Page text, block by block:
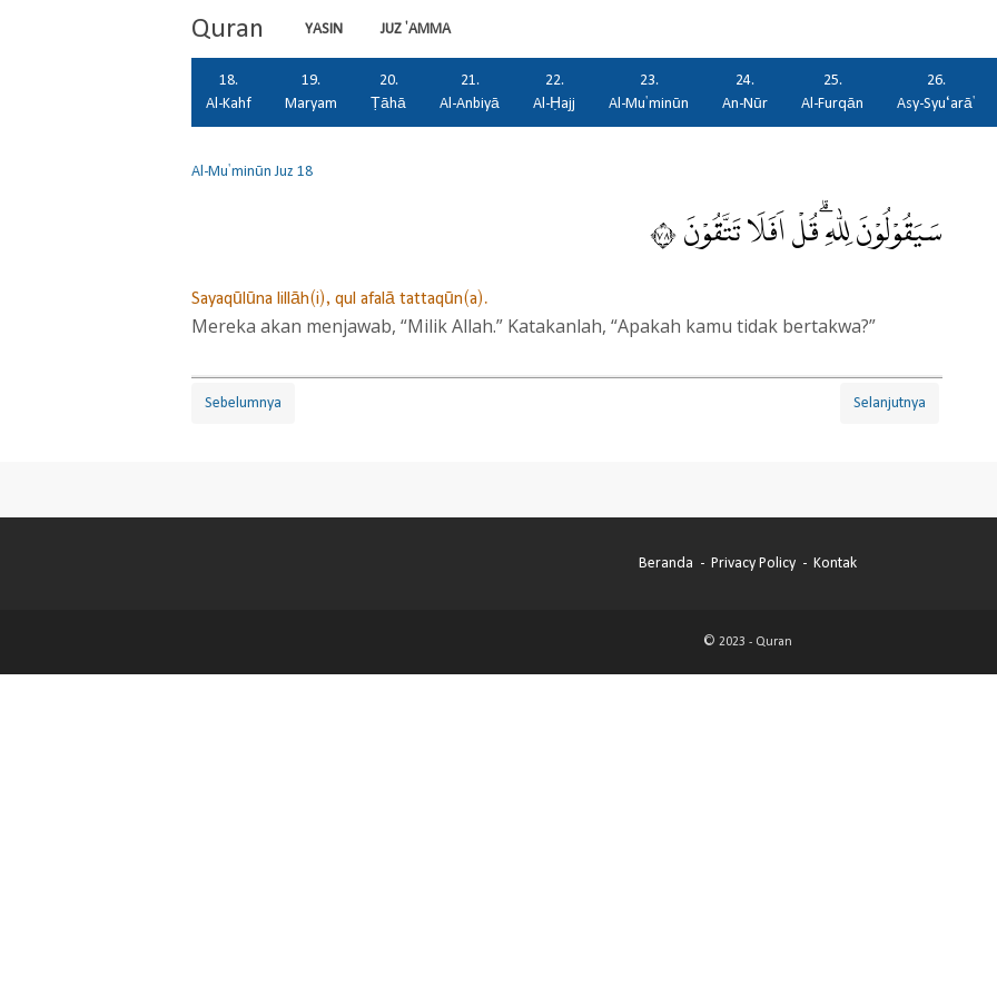
Quran YASIN
JUZ 'AMMA
18.
Al-Kahf
19.
Maryam
20.
Ṭāhā
21.
Al-Anbiyā
22.
Al-Ḥajj
23.
Al-Mu'minūn
24.
An-Nūr
25.
Al-Furqān
26.
Asy-Syu‘arā'
Al-Mu'minūnJuz 18
سَيَقُوْلُوْنَ لِلّٰهِ ۗقُلْ اَفَلَا تَتَّقُوْنَ ٨٧
Sayaqūlūna lillāh(i), qul afalā tattaqūn(a).
Mereka akan menjawab, “Milik Allah.” Katakanlah, “Apakah kamu tidak bertakwa?”
Sebelumnya Selanjutnya
Beranda Privacy Policy Kontak
© 2023 - Quran